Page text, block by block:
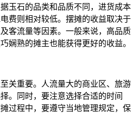
玉石的品类和品质不同，进货成本
费则相对较低。摆摊的收益取决于
客流量等因素。一般来说，高品质
娴熟的摊主也能获得更好的收益。
关重要。人流量大的商业区、旅游
。同时，要注意选择合适的时间
过程中，要遵守当地管理规定，保